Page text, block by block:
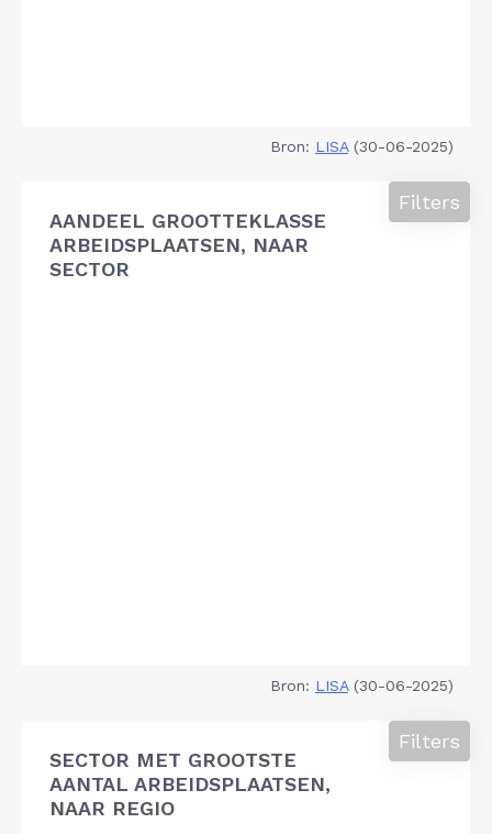
Bron: LISA(30-06-2025)
AANDEEL GROOTTEKLASSE
ARBEIDSPLAATSEN, NAAR
SECTOR
Filters
Bron: LISA(30-06-2025)
SECTOR MET GROOTSTE
AANTAL ARBEIDSPLAATSEN,
NAAR REGIO
Filters